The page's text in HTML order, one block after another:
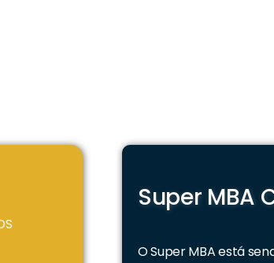
Super MBA
O Super MBA está